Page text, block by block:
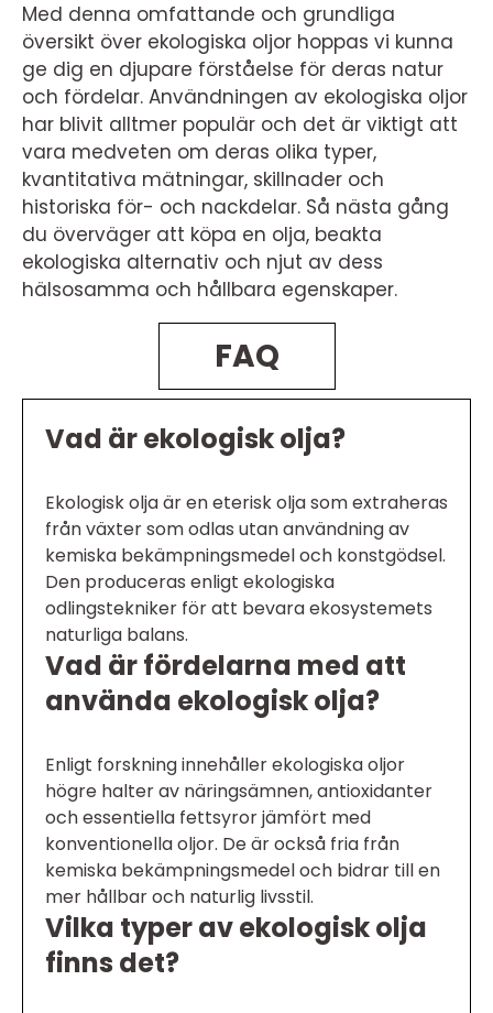
Med denna omfattande och grundliga
översikt över ekologiska oljor hoppas vi kunna
ge dig en djupare förståelse för deras natur
och fördelar. Användningen av ekologiska oljor
har blivit alltmer populär och det är viktigt att
vara medveten om deras olika typer,
kvantitativa mätningar, skillnader och
historiska för- och nackdelar. Så nästa gång
du överväger att köpa en olja, beakta
ekologiska alternativ och njut av dess
hälsosamma och hållbara egenskaper.
FAQ
Vad är ekologisk olja?
Ekologisk olja är en eterisk olja som extraheras
från växter som odlas utan användning av
kemiska bekämpningsmedel och konstgödsel.
Den produceras enligt ekologiska
odlingstekniker för att bevara ekosystemets
naturliga balans.
Vad är fördelarna med att
använda ekologisk olja?
Enligt forskning innehåller ekologiska oljor
högre halter av näringsämnen, antioxidanter
och essentiella fettsyror jämfört med
konventionella oljor. De är också fria från
kemiska bekämpningsmedel och bidrar till en
mer hållbar och naturlig livsstil.
Vilka typer av ekologisk olja
finns det?